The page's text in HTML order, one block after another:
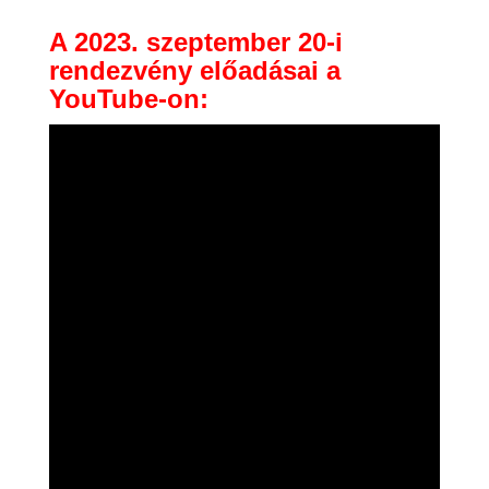
A 2023. szeptember 20-i
rendezvény előadásai a
YouTube-on: